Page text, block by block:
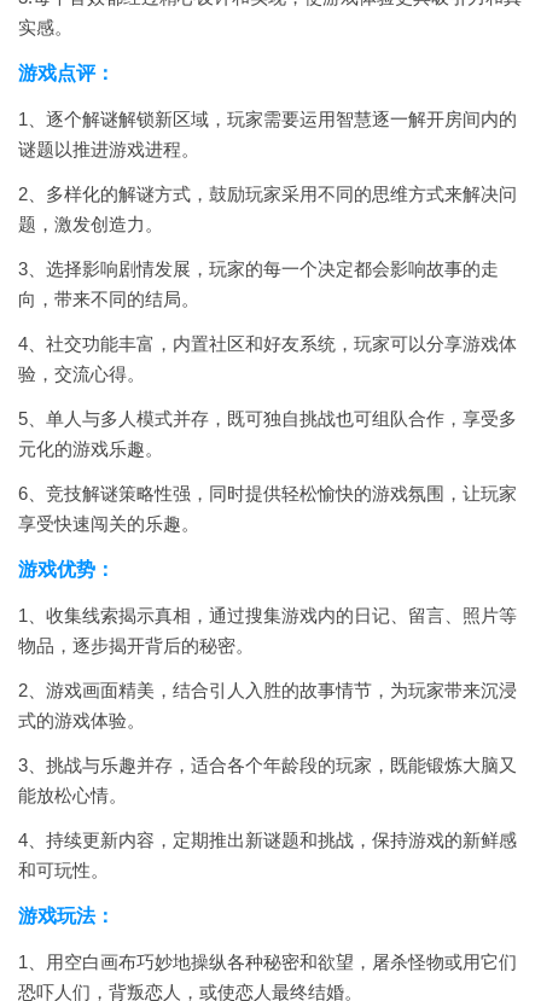
实感。
游戏点评：
1、逐个解谜解锁新区域，玩家需要运用智慧逐一解开房间内的
谜题以推进游戏进程。
2、多样化的解谜方式，鼓励玩家采用不同的思维方式来解决问
题，激发创造力。
3、选择影响剧情发展，玩家的每一个决定都会影响故事的走
向，带来不同的结局。
4、社交功能丰富，内置社区和好友系统，玩家可以分享游戏体
验，交流心得。
5、单人与多人模式并存，既可独自挑战也可组队合作，享受多
元化的游戏乐趣。
6、竞技解谜策略性强，同时提供轻松愉快的游戏氛围，让玩家
享受快速闯关的乐趣。
游戏优势：
1、收集线索揭示真相，通过搜集游戏内的日记、留言、照片等
物品，逐步揭开背后的秘密。
2、游戏画面精美，结合引人入胜的故事情节，为玩家带来沉浸
式的游戏体验。
3、挑战与乐趣并存，适合各个年龄段的玩家，既能锻炼大脑又
能放松心情。
4、持续更新内容，定期推出新谜题和挑战，保持游戏的新鲜感
和可玩性。
游戏玩法：
1、用空白画布巧妙地操纵各种秘密和欲望，屠杀怪物或用它们
恐吓人们，背叛恋人，或使恋人最终结婚。